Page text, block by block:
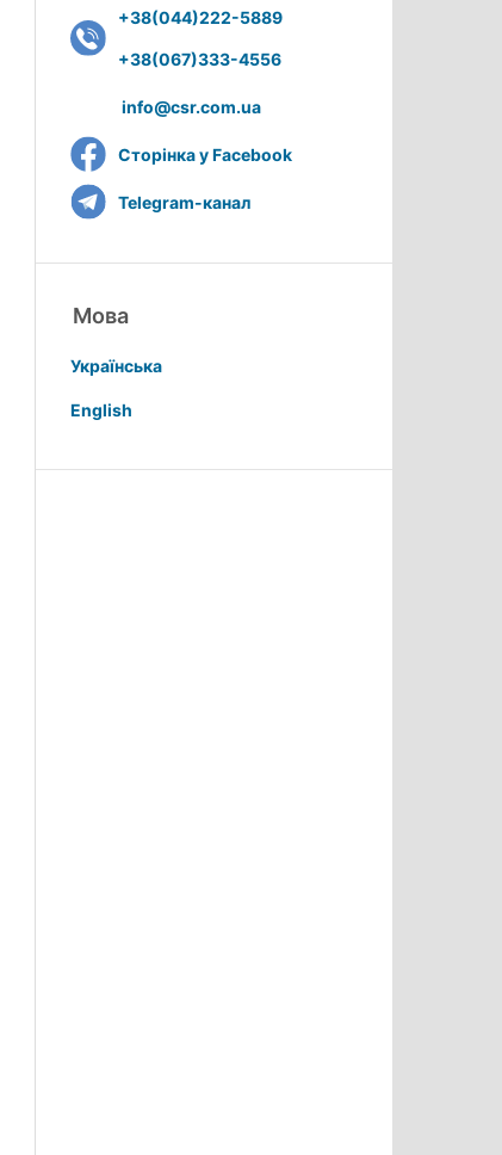
+38(044)222-5889
+38(067)333-4556
info@csr.com.ua
Сторінка у Facebook
Telegram-канал
Мова
Українська
English